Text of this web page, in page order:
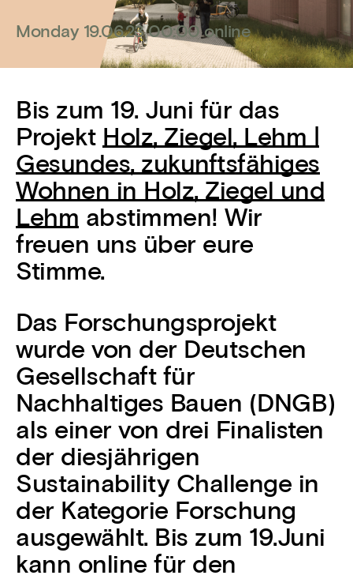
Monday 19.06.23 00:00 online
Bis zum 19. Juni für das
Projekt Holz, Ziegel, Lehm |
Gesundes, zukunftsfähiges
Wohnen in Holz, Ziegel und
Lehm abstimmen! Wir
freuen uns über eure
Stimme.
Das Forschungsprojekt
wurde von der Deutschen
Gesellschaft für
Nachhaltiges Bauen (DNGB)
als einer von drei Finalisten
der diesjährigen
Sustainability Challenge in
der Kategorie Forschung
ausgewählt. Bis zum 19.Juni
kann online für den